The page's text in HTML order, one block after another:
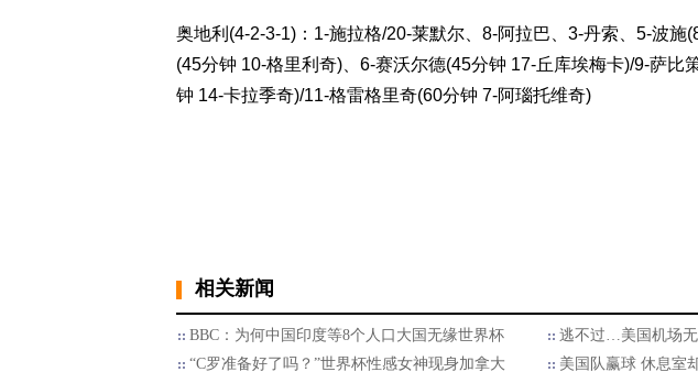
奥地利(4-2-3-1)：1-施拉格/20-莱默尔、8-阿拉巴、3-丹索、5-波施
(45分钟 10-格里利奇)、6-赛沃尔德(45分钟 17-丘库埃梅卡)/9-萨比
钟 14-卡拉季奇)/11-格雷格里奇(60分钟 7-阿瑙托维奇)
相关新闻
BBC：为何中国印度等8个人口大国无缘世界杯
逃不过…美国机场
“C罗准备好了吗？”世界杯性感女神现身加拿大
美国队赢球 休息室